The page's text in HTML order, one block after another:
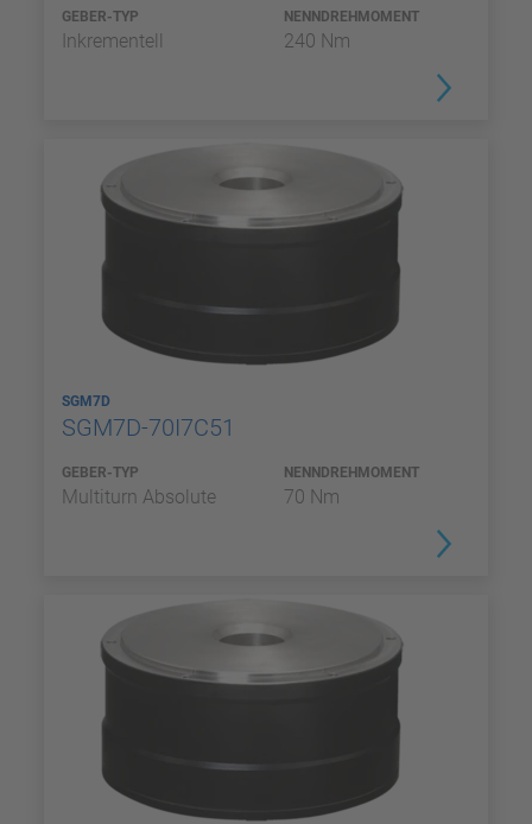
GEBER-TYP
Inkrementell
NENNDREHMOMENT
240 Nm
SGM7D
SGM7D-70I7C51
GEBER-TYP
Multiturn Absolute
NENNDREHMOMENT
70 Nm